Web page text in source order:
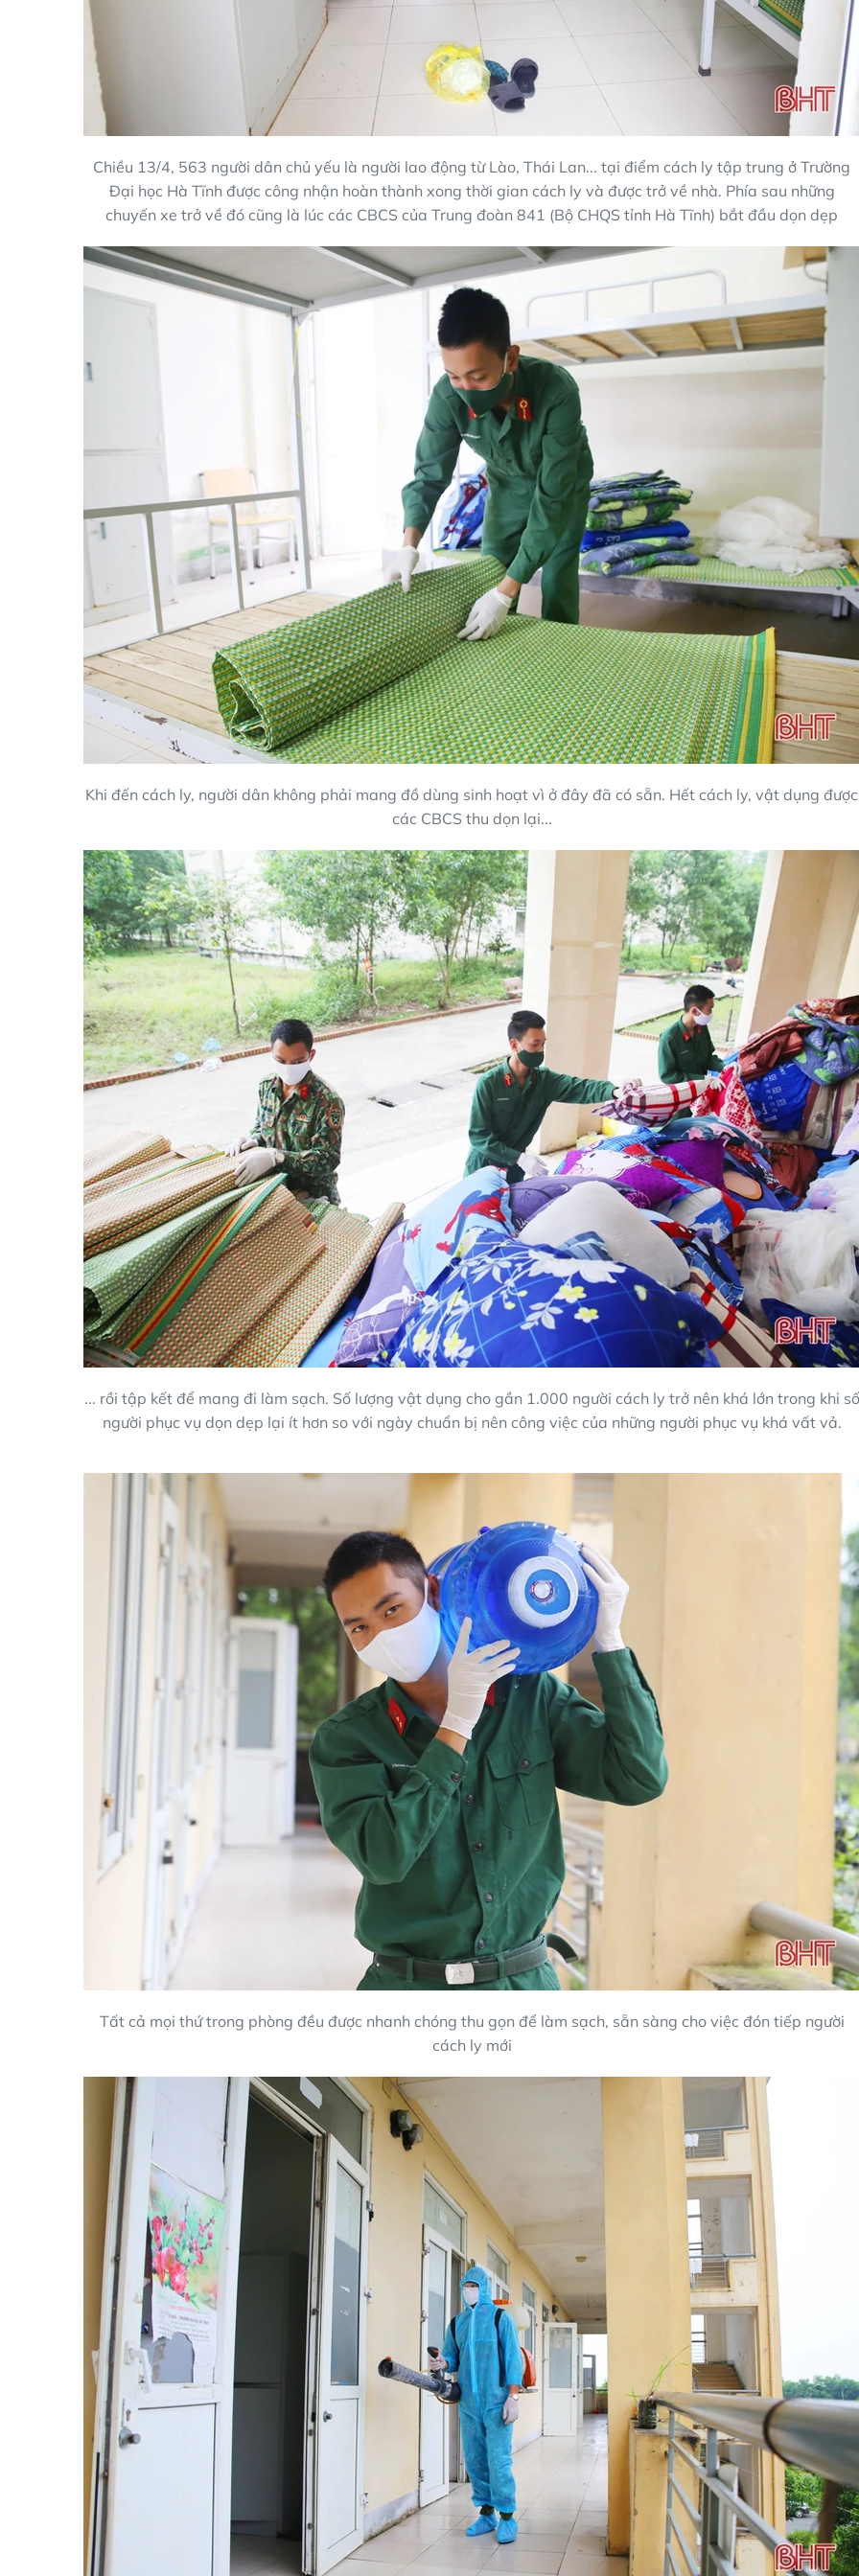
Chiều 13/4, 563 người dân chủ yếu là người lao động từ Lào, Thái Lan... tại điểm cách ly tập trung ở Trường
Đại học Hà Tĩnh được công nhận hoàn thành xong thời gian cách ly và được trở về nhà. Phía sau những
chuyến xe trở về đó cũng là lúc các CBCS của Trung đoàn 841 (Bộ CHQS tỉnh Hà Tĩnh) bắt đầu dọn dẹp
Khi đến cách ly, người dân không phải mang đồ dùng sinh hoạt vì ở đây đã có sẵn. Hết cách ly, vật dụng được
các CBCS thu dọn lại...
... rồi tập kết để mang đi làm sạch. Số lượng vật dụng cho gần 1.000 người cách ly trở nên khá lớn trong khi số
người phục vụ dọn dẹp lại ít hơn so với ngày chuẩn bị nên công việc của những người phục vụ khá vất vả.
Tất cả mọi thứ trong phòng đều được nhanh chóng thu gọn để làm sạch, sẵn sàng cho việc đón tiếp người
cách ly mới